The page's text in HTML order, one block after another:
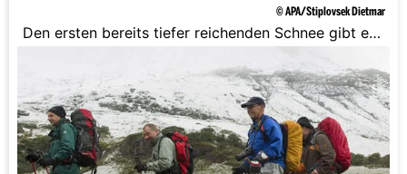
© APA/Stiplovsek Dietmar
Den ersten bereits tiefer reichenden Schnee gibt es